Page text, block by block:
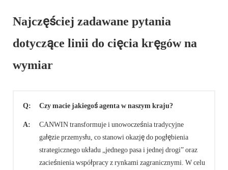
Najczęściej zadawane pytania
dotyczące linii do cięcia kręgów na
wymiar
Q: Czy macie jakiegoś agenta w naszym kraju?
A:
CANWIN transformuje i unowocześnia tradycyjne
gałęzie przemysłu, co stanowi okazję do pogłębienia
strategicznego układu „jednego pasa i jednej drogi” oraz
zacieśnienia współpracy z rynkami zagranicznymi. W celu